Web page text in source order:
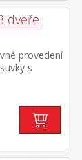
dveře
provedení
s
dvoje